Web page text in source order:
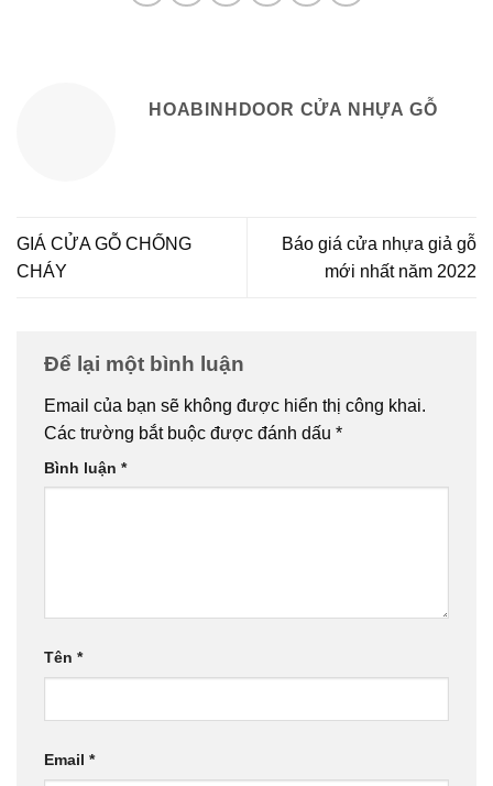
HOABINHDOOR CỬA NHỰA GỖ
GIÁ CỬA GỖ CHỐNG
CHÁY
Báo giá cửa nhựa giả gỗ
mới nhất năm 2022
Để lại một bình luận
Email của bạn sẽ không được hiển thị công khai.
Các trường bắt buộc được đánh dấu *
Bình luận *
Tên *
Email *